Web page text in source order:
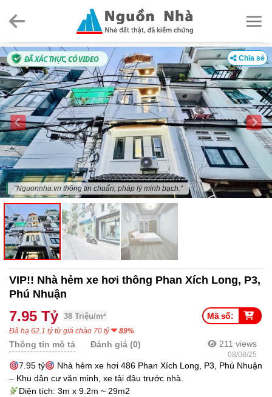
ĐÃ XÁC THỰC, CÓ VIDEO
"Nguonnha.vn thông tin chuẩn, pháp lý minh bạch."
VIP!! Nhà hẻm xe hơi thông Phan Xích Long, P3,
Phú Nhuận
Mã số:
7.95 Tỷ 38 Triệu/m²
Đã hạ 62.1 tỷ từ giá chào 70 tỷ 89%
211 views
08/08/25
Thông tin mô tả Đánh giá (0)
7.95 tỷ
Nhà hẻm xe hơi 486 Phan Xích Long, P3, Phú Nhuận
– Khu dân cư văn minh, xe tải đậu trước nhà.
Diện tích: 3m x 9.2m ~ 29m2
Chia sẻ